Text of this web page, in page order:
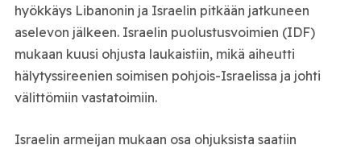
hyökkäys Libanonin ja Israelin pitkään jatkuneen
aselevon jälkeen. Israelin puolustusvoimien (IDF)
mukaan kuusi ohjusta laukaistiin, mikä aiheutti
hälytyssireenien soimisen pohjois-Israelissa ja johti
välittömiin vastatoimiin.
Israelin armeijan mukaan osa ohjuksista saatiin